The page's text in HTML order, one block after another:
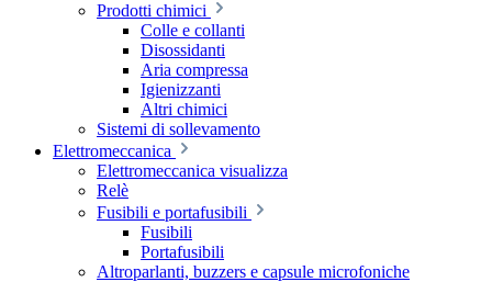
Prodotti chimici
Colle e collanti
Disossidanti
Aria compressa
Igienizzanti
Altri chimici
Sistemi di sollevamento
Elettromeccanica
Elettromeccanica visualizza
Relè
Fusibili e portafusibili
Fusibili
Portafusibili
Altroparlanti, buzzers e capsule microfoniche